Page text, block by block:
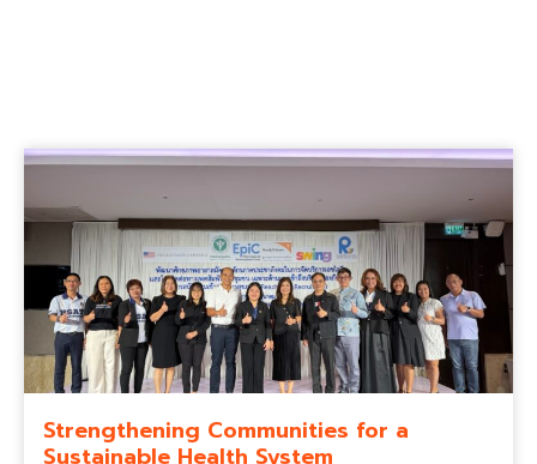
Strengthening Communities for a
Sustainable Health System